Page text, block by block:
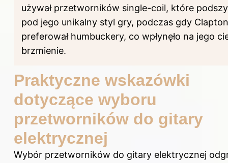
używał przetworników single-coil, które
pod jego unikalny styl gry, podczas gdy Clapton
preferował humbuckery, co wpłynęło na jego
brzmienie.
Praktyczne wskazówki
dotyczące wyboru
przetworników do gitary
elektrycznej
Wybór przetworników do gitary elektrycznej